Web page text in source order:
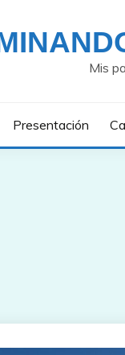
Mis
Presentación